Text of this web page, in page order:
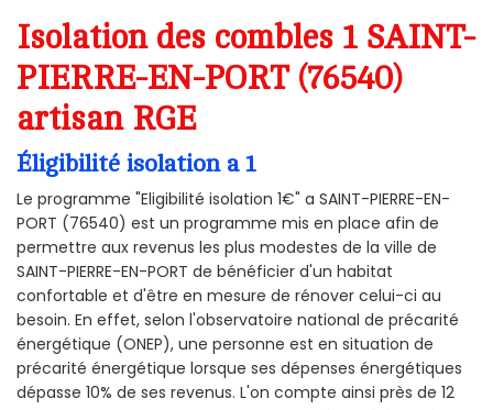
Isolation des combles 1 SAINT-
PIERRE-EN-PORT (76540)
artisan RGE
Éligibilité isolation a 1
Le programme "Eligibilité isolation 1€" a SAINT-PIERRE-EN-
PORT (76540) est un programme mis en place afin de
permettre aux revenus les plus modestes de la ville de
SAINT-PIERRE-EN-PORT de bénéficier d'un habitat
confortable et d'être en mesure de rénover celui-ci au
besoin. En effet, selon l'observatoire national de précarité
énergétique (ONEP), une personne est en situation de
précarité énergétique lorsque ses dépenses énergétiques
dépasse 10% de ses revenus. L'on compte ainsi près de 12